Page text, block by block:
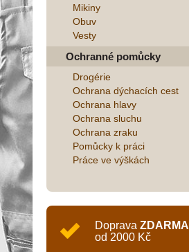
Mikiny
Obuv
Vesty
Ochranné pomůcky
Drogérie
Ochrana dýchacích cest
Ochrana hlavy
Ochrana sluchu
Ochrana zraku
Pomůcky k práci
Práce ve výškách
Doprava ZDARMA
od 2000 Kč